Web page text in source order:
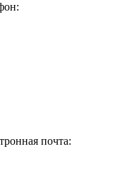
почта: